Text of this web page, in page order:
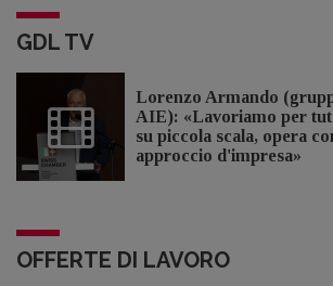
GDL TV
Lorenzo Armando
AIE): «Lavoriamo per
su piccola scala, opera
approccio d'impresa»
OFFERTE DI LAVORO